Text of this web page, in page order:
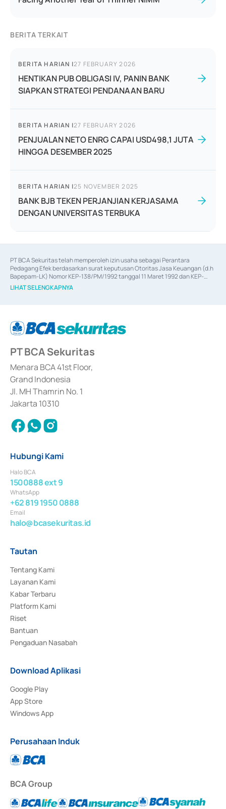
BERITA TERKAIT
BERITA HARIAN |27 FEBRUARY 2026
HENTIKAN PUB OBLIGASI IV, PANIN BANK
SIAPKAN STRATEGI PENDANAAN BARU
BERITA HARIAN |27 FEBRUARY 2026
PENJUALAN NETO ENRG CAPAI USD498,1 JUTA
HINGGA DESEMBER 2025
BERITA HARIAN |25 NOVEMBER 2025
BANK BJB TEKEN PERJANJIAN KERJASAMA
DENGAN UNIVERSITAS TERBUKA
PT BCA Sekuritas telah memperoleh izin usaha sebagai Perantara
Pedagang Efek berdasarkan surat keputusan Otoritas Jasa Keuangan (d.h
Bapepam-LK) Nomor KEP-138/PM/1992 tanggal 11 Maret 1992 dan KEP-
06/D.04/2014 tanggal 28 Februari 2014, izin usaha sebagai Penjamin Emisi
Efek berdasarkan surat keputusan Otoritas Jasa Keuangan Nomor KEP-
berdasarkan surat keputusan Otoritas Jasa Keuangan Nomor S-
67/PM.21/2017 tanggal 3 Februari 2017, dan beberapa izin usaha lainnya
Sertifikat Deposito di Pasar Uang yang izinnya diterbitkan pada tahun 2017
dan izin usaha lainnya dari Bank Indonesia sebagai Lembaga Pendukung
Penerbitan, Transaksi, serta Penatausahaan dan Penyelesaian Transaksi
Surat Berharga Komersial yang izinnya diterbitkan pada tahun 2018.
LIHAT SELENGKAPNYA
PT BCA Sekuritas
Menara BCA 41st Floor,
Grand Indonesia
Jl. MH Thamrin No. 1
Jakarta 10310
Hubungi Kami
Halo BCA
1500888 ext 9
WhatsApp
+62 819 1950 0888
Email
halo@bcasekuritas.id
Tautan
Tentang Kami
Layanan Kami
Kabar Terbaru
Platform Kami
Riset
Bantuan
Pengaduan Nasabah
Download Aplikasi
Google Play
App Store
Windows App
Perusahaan Induk
BCA Group